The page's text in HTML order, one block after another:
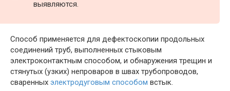
выявляются.
Способ применяется для дефектоскопии продольных
соединений труб, выполненных стыковым
электроконтактным способом, и обнаружения трещин и
стянутых (узких) непроваров в швах трубопроводов,
сваренных электродуговым способом встык.